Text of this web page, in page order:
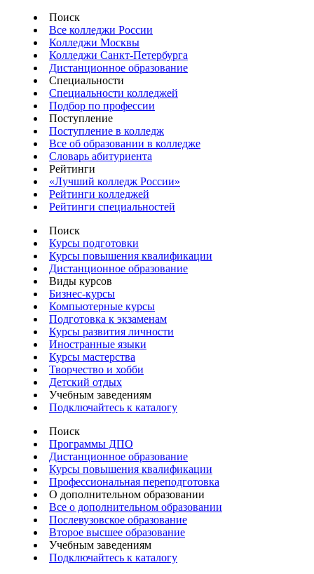
Поиск
Все колледжи России
Колледжи Москвы
Колледжи Санкт-Петербурга
Дистанционное образование
Специальности
Специальности колледжей
Подбор по профессии
Поступление
Поступление в колледж
Все об образовании в колледже
Словарь абитуриента
Рейтинги
«Лучший колледж России»
Рейтинги колледжей
Рейтинги специальностей
Поиск
Курсы подготовки
Курсы повышения квалификации
Дистанционное образование
Виды курсов
Бизнес-курсы
Компьютерные курсы
Подготовка к экзаменам
Курсы развития личности
Иностранные языки
Курсы мастерства
Творчество и хобби
Детский отдых
Учебным заведениям
Подключайтесь к каталогу
Поиск
Программы ДПО
Дистанционное образование
Курсы повышения квалификации
Профессиональная переподготовка
О дополнительном образовании
Все о дополнительном образовании
Послевузовское образование
Второе высшее образование
Учебным заведениям
Подключайтесь к каталогу